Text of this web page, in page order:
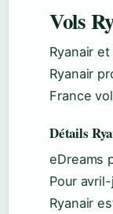
Vols
Ryanair
Ryanair
France
Détails
eDreams
Pour
Ryanair